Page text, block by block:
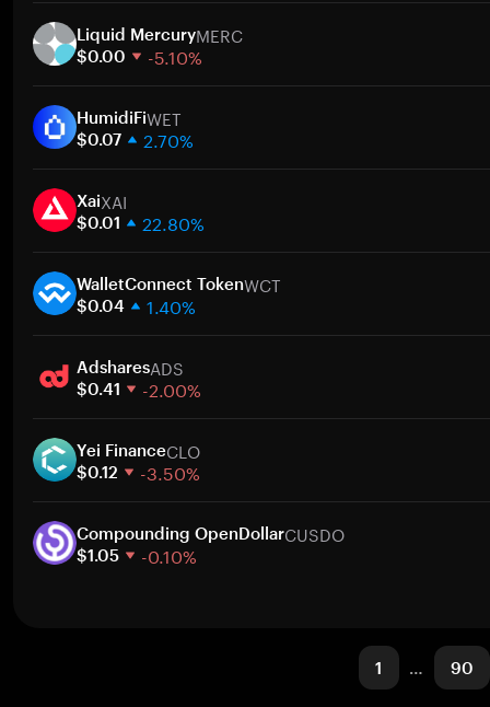
30 gün
Piyasa değeri
Liquid MercuryMERC
$0.00 -5.10%
30 gün
Piyasa değeri
HumidiFiWET
$0.07 2.70%
30 gün
Piyasa değeri
XaiXAI
$0.01 22.80%
30 gün
Piyasa değeri
WalletConnect TokenWCT
$0.04 1.40%
30 gün
Piyasa değeri
AdsharesADS
$0.41 -2.00%
30 gün
Piyasa değeri
Yei FinanceCLO
$0.12 -3.50%
30 gün
Piyasa değeri
Compounding OpenDollarCUSDO
$1.05 -0.10%
1 … 90